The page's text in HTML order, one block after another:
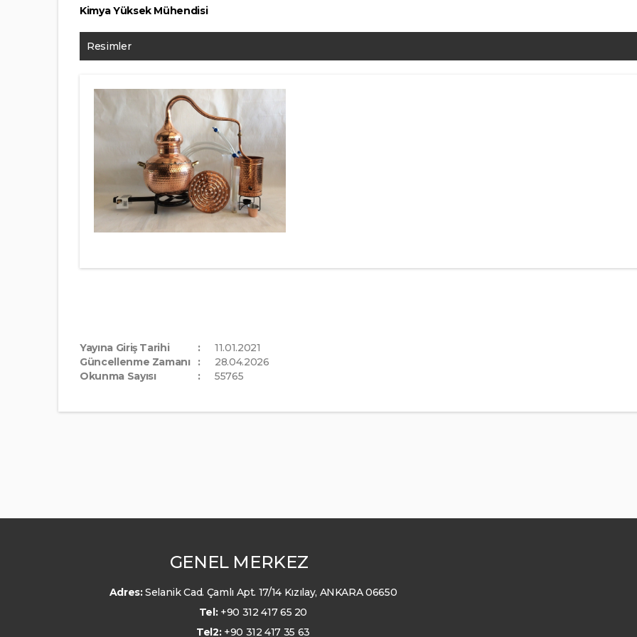
Kimya Yüksek Mühendisi
Resimler
Yayına Giriş Tarihi
11.01.2021
Güncellenme Zamanı
28.04.2026
Okunma Sayısı
55765
GENEL MERKEZ
Adres:Selanik Cad. Çamlı Apt. 17/14 Kızılay, ANKARA 06650
Tel: +90 312 417 65 20
Tel2: +90 312 417 35 63